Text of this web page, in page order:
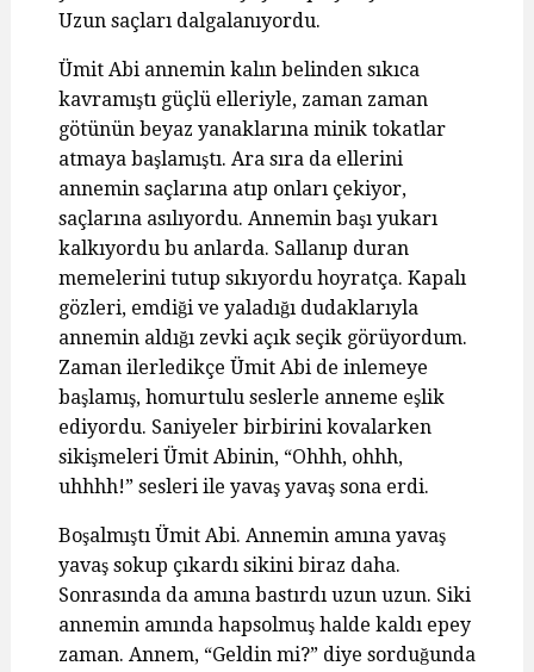
Uzun saçları dalgalanıyordu.
Ümit Abi annemin kalın belinden sıkıca
kavramıştı güçlü elleriyle, zaman zaman
götünün beyaz yanaklarına minik tokatlar
atmaya başlamıştı. Ara sıra da ellerini
annemin saçlarına atıp onları çekiyor,
saçlarına asılıyordu. Annemin başı yukarı
kalkıyordu bu anlarda. Sallanıp duran
memelerini tutup sıkıyordu hoyratça. Kapalı
gözleri, emdiği ve yaladığı dudaklarıyla
annemin aldığı zevki açık seçik görüyordum.
Zaman ilerledikçe Ümit Abi de inlemeye
başlamış, homurtulu seslerle anneme eşlik
ediyordu. Saniyeler birbirini kovalarken
sikişmeleri Ümit Abinin, “Ohhh, ohhh,
uhhhh!” sesleri ile yavaş yavaş sona erdi.
Boşalmıştı Ümit Abi. Annemin amına yavaş
yavaş sokup çıkardı sikini biraz daha.
Sonrasında da amına bastırdı uzun uzun. Siki
annemin amında hapsolmuş halde kaldı epey
zaman. Annem, “Geldin mi?” diye sorduğunda